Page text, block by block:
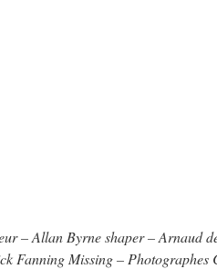
– Allan Byrne shaper – Arnaud
Fanning Missing – Photographes